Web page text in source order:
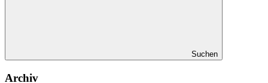
Suchen
Archiv